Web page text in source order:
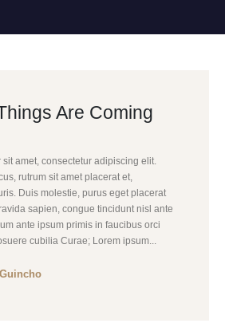
Are Coming
amet, consectetur adipiscing elit.
rutrum sit amet placerat et,
Duis molestie, purus eget placerat
sapien, congue tincidunt nisl ante
ante ipsum primis in faucibus orci
cubilia Curae; Lorem ipsum...